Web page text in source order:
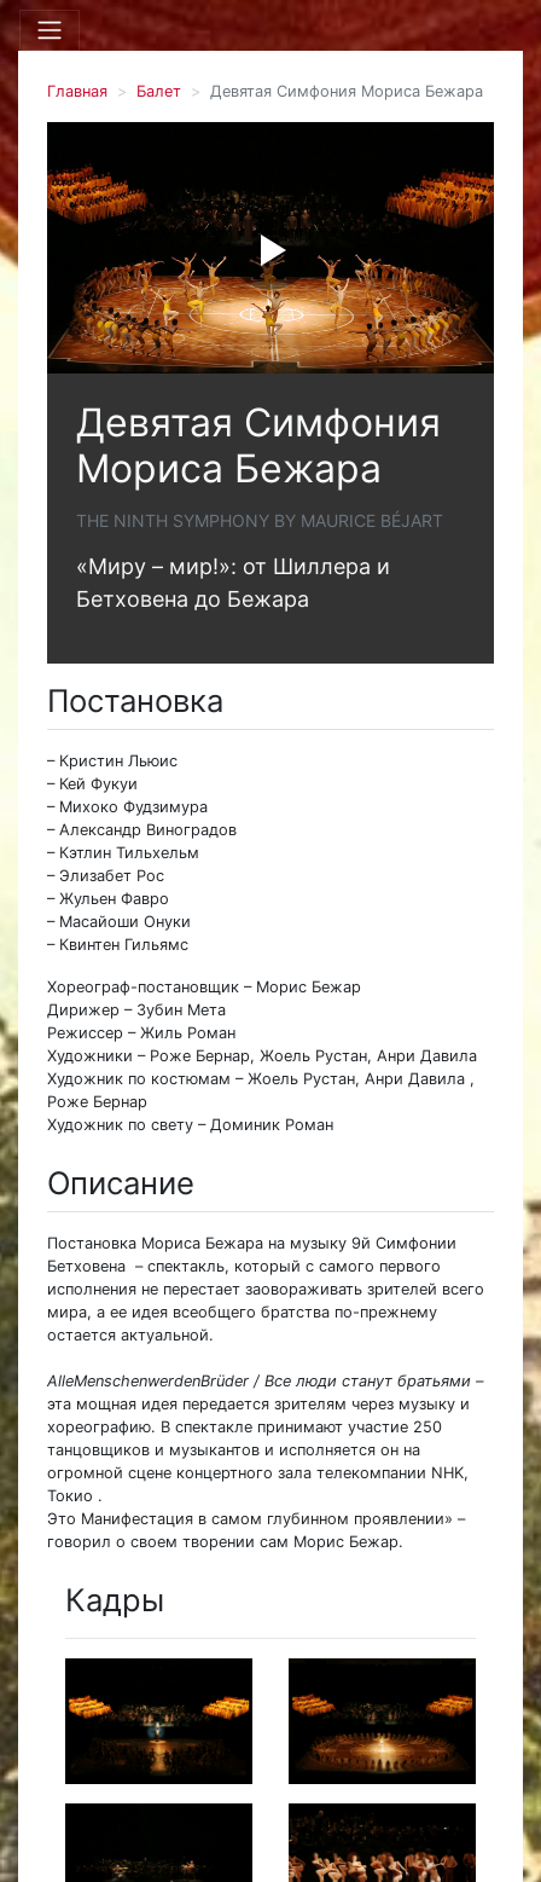
Главная Балет Девятая Симфония Мориса Бежара
Девятая Симфония
Мориса Бежара
THE NINTH SYMPHONY BY MAURICE BÉJART
«Миру – мир!»: от Шиллера и
Бетховена до Бежара
Постановка
– Кристин Льюис
– Кей Фукуи
– Михоко Фудзимура
– Александр Виноградов
– Кэтлин Тильхельм
– Элизабет Рос
– Жульен Фавро
– Масайоши Онуки
– Квинтен Гильямс
Хореограф-постановщик – Морис Бежар
Дирижер – Зубин Мета
Режиссер – Жиль Роман
Художники – Роже Бернар, Жоель Рустан, Анри Давила
Художник по костюмам – Жоель Рустан, Анри Давила ,
Роже Бернар
Художник по свету – Доминик Роман
Описание
Постановка Мориса Бежара на музыку 9й Симфонии
Бетховена – спектакль, который с самого первого
исполнения не перестает заовораживать зрителей всего
мира, а ее идея всеобщего братства по-прежнему
остается актуальной.
AlleMenschenwerdenBrüder / Все люди станут братьями –
эта мощная идея передается зрителям через музыку и
хореографию. В спектакле принимают участие 250
танцовщиков и музыкантов и исполняется он на
огромной сцене концертного зала телекомпании NHK,
Токио .
Это Манифестация в самом глубинном проявлении» –
говорил о своем творении сам Морис Бежар.
Кадры